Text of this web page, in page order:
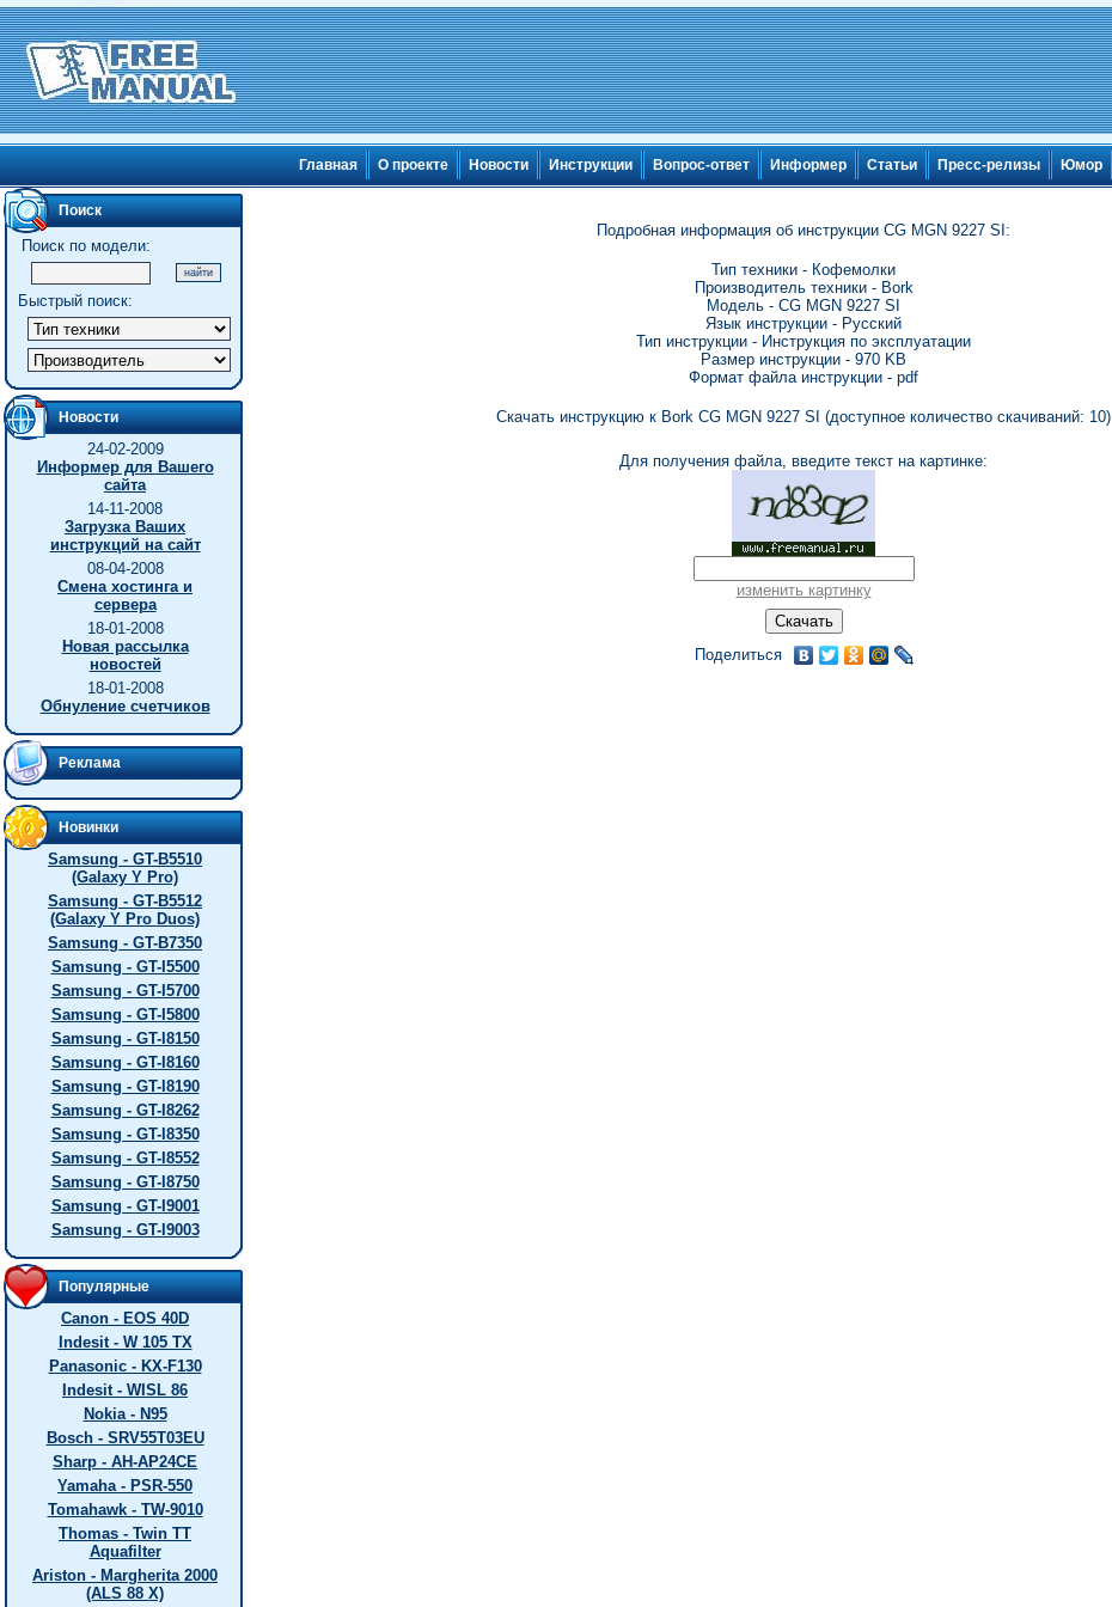
Главная О проекте Новости Инструкции Вопрос-ответ Информер Статьи Пресс-релизы Юмор
Поиск
Поиск по модели:
Быстрый поиск:
Новости
24-02-2009
Информер для Вашего
сайта
14-11-2008
Загрузка Ваших
инструкций на сайт
08-04-2008
Смена хостинга и
сервера
18-01-2008
Новая рассылка
новостей
18-01-2008
Обнуление счетчиков
Реклама
Новинки
Samsung - GT-B5510
(Galaxy Y Pro)
Samsung - GT-B5512
(Galaxy Y Pro Duos)
Samsung - GT-B7350
Samsung - GT-I5500
Samsung - GT-I5700
Samsung - GT-I5800
Samsung - GT-I8150
Samsung - GT-I8160
Samsung - GT-I8190
Samsung - GT-I8262
Samsung - GT-I8350
Samsung - GT-I8552
Samsung - GT-I8750
Samsung - GT-I9001
Samsung - GT-I9003
Популярные
Canon - EOS 40D
Indesit - W 105 TX
Panasonic - KX-F130
Indesit - WISL 86
Nokia - N95
Bosch - SRV55T03EU
Sharp - AH-AP24CE
Yamaha - PSR-550
Tomahawk - TW-9010
Thomas - Twin TT
Aquafilter
Ariston - Margherita 2000
(ALS 88 X)
Подробная информация об инструкции CG MGN 9227 SI:
Тип техники - Кофемолки
Производитель техники - Bork
Модель - CG MGN 9227 SI
Язык инструкции - Русский
Тип инструкции - Инструкция по эксплуатации
Размер инструкции - 970 KB
Формат файла инструкции - pdf
Скачать инструкцию к Bork CG MGN 9227 SI (доступное количество скачиваний: 10)
Для получения файла, введите текст на картинке:
изменить картинку
Поделиться